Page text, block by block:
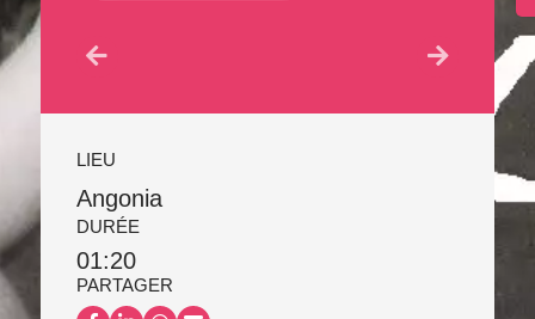
LIEU
Angonia
DURÉE
01:20
PARTAGER